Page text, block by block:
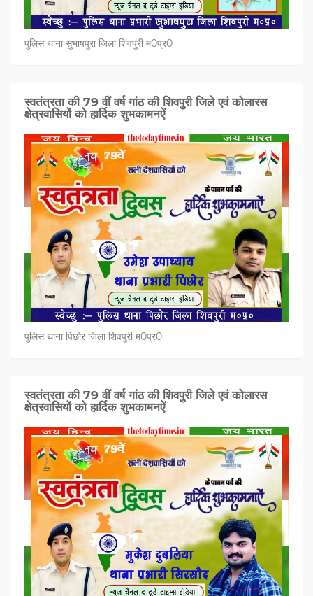
पुलिस थाना सुभाषपुरा जिला शिवपुरी म0प्र0
स्वतंत्रता की 79 वीं वर्ष गांठ की शिवपुरी जिले एवं कोलारस
क्षेत्रवासियों को हार्दिक शुभकामनऐं
पुलिस थाना पिछोर जिला शिवपुरी म0प्र0
स्वतंत्रता की 79 वीं वर्ष गांठ की शिवपुरी जिले एवं कोलारस
क्षेत्रवासियों को हार्दिक शुभकामनऐं